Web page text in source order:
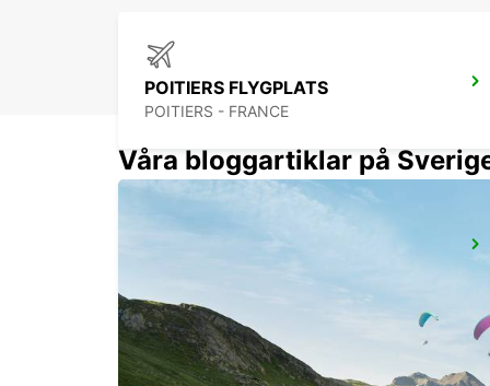
POITIERS FLYGPLATS
POITIERS - FRANCE
Våra bloggartiklar på